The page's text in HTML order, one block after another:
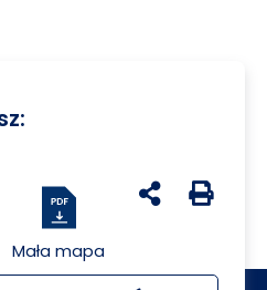
Mała mapa
udostępnij na
Generuj